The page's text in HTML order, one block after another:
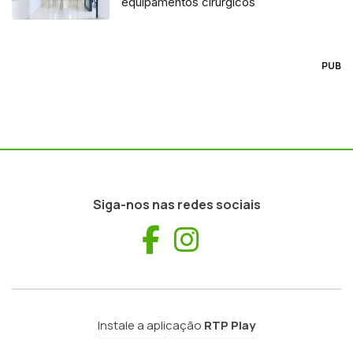
PUB
Siga-nos nas redes sociais
Facebook
Instale a aplicação RTP Play